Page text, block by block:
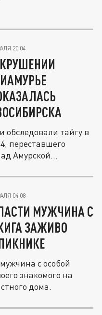
20:04
обследовали тайгу в
переставшего
Амурской...
04:08
МУЖЧИНА С
ЗАЖИВО
с особой
знакомого на
дома.